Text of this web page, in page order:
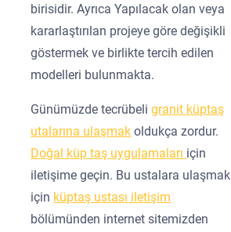
birisidir. Ayrıca Yapılacak olan veya
kararlaştırılan projeye göre değişikli
göstermek ve birlikte tercih edilen
modelleri bulunmakta.
Günümüzde tecrübeligranit küptaş
utalarına ulaşmak oldukça zordur.
Doğal küp taş uygulamaları için
iletişime geçin. Bu ustalara ulaşmak
için küptaş ustası iletişim
bölümünden internet sitemizden